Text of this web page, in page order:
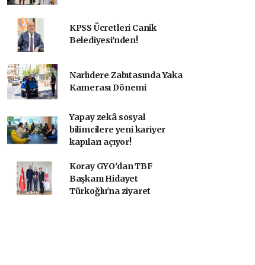
KPSS Ücretleri Canik
Belediyesi'nden!
Narlıdere Zabıtasında Yaka
Kamerası Dönemi
Yapay zekâ sosyal
bilimcilere yeni kariyer
kapıları açıyor!
Koray GYO'dan TBF
Başkanı Hidayet
Türkoğlu'na ziyaret